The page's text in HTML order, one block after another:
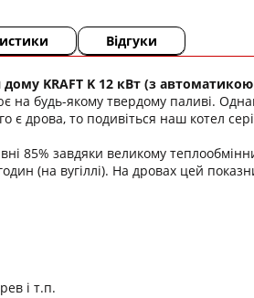
Відгуки
KRAFT K 12 кВт (з
на будь-якому твердому паливі.
є дрова, то подивіться наш котел
85% завдяки великому
(на вугіллі). На дровах цей
і т.п.